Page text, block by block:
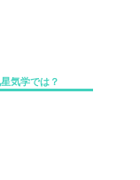
気学では？